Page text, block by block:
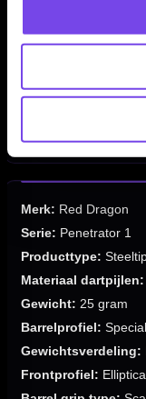
Scallop round
✓ Gripzone over
Gripniveau 3 van
✓ Black standard
Verkrijgbaar in 25
✓
Merk: Red Dragon
Serie: Penetrator 1
Producttype:
Materiaal dartpijlen:
Gewicht: 25 gram
Barrelprofiel:
Gewichtsverdeling:
Frontprofiel: